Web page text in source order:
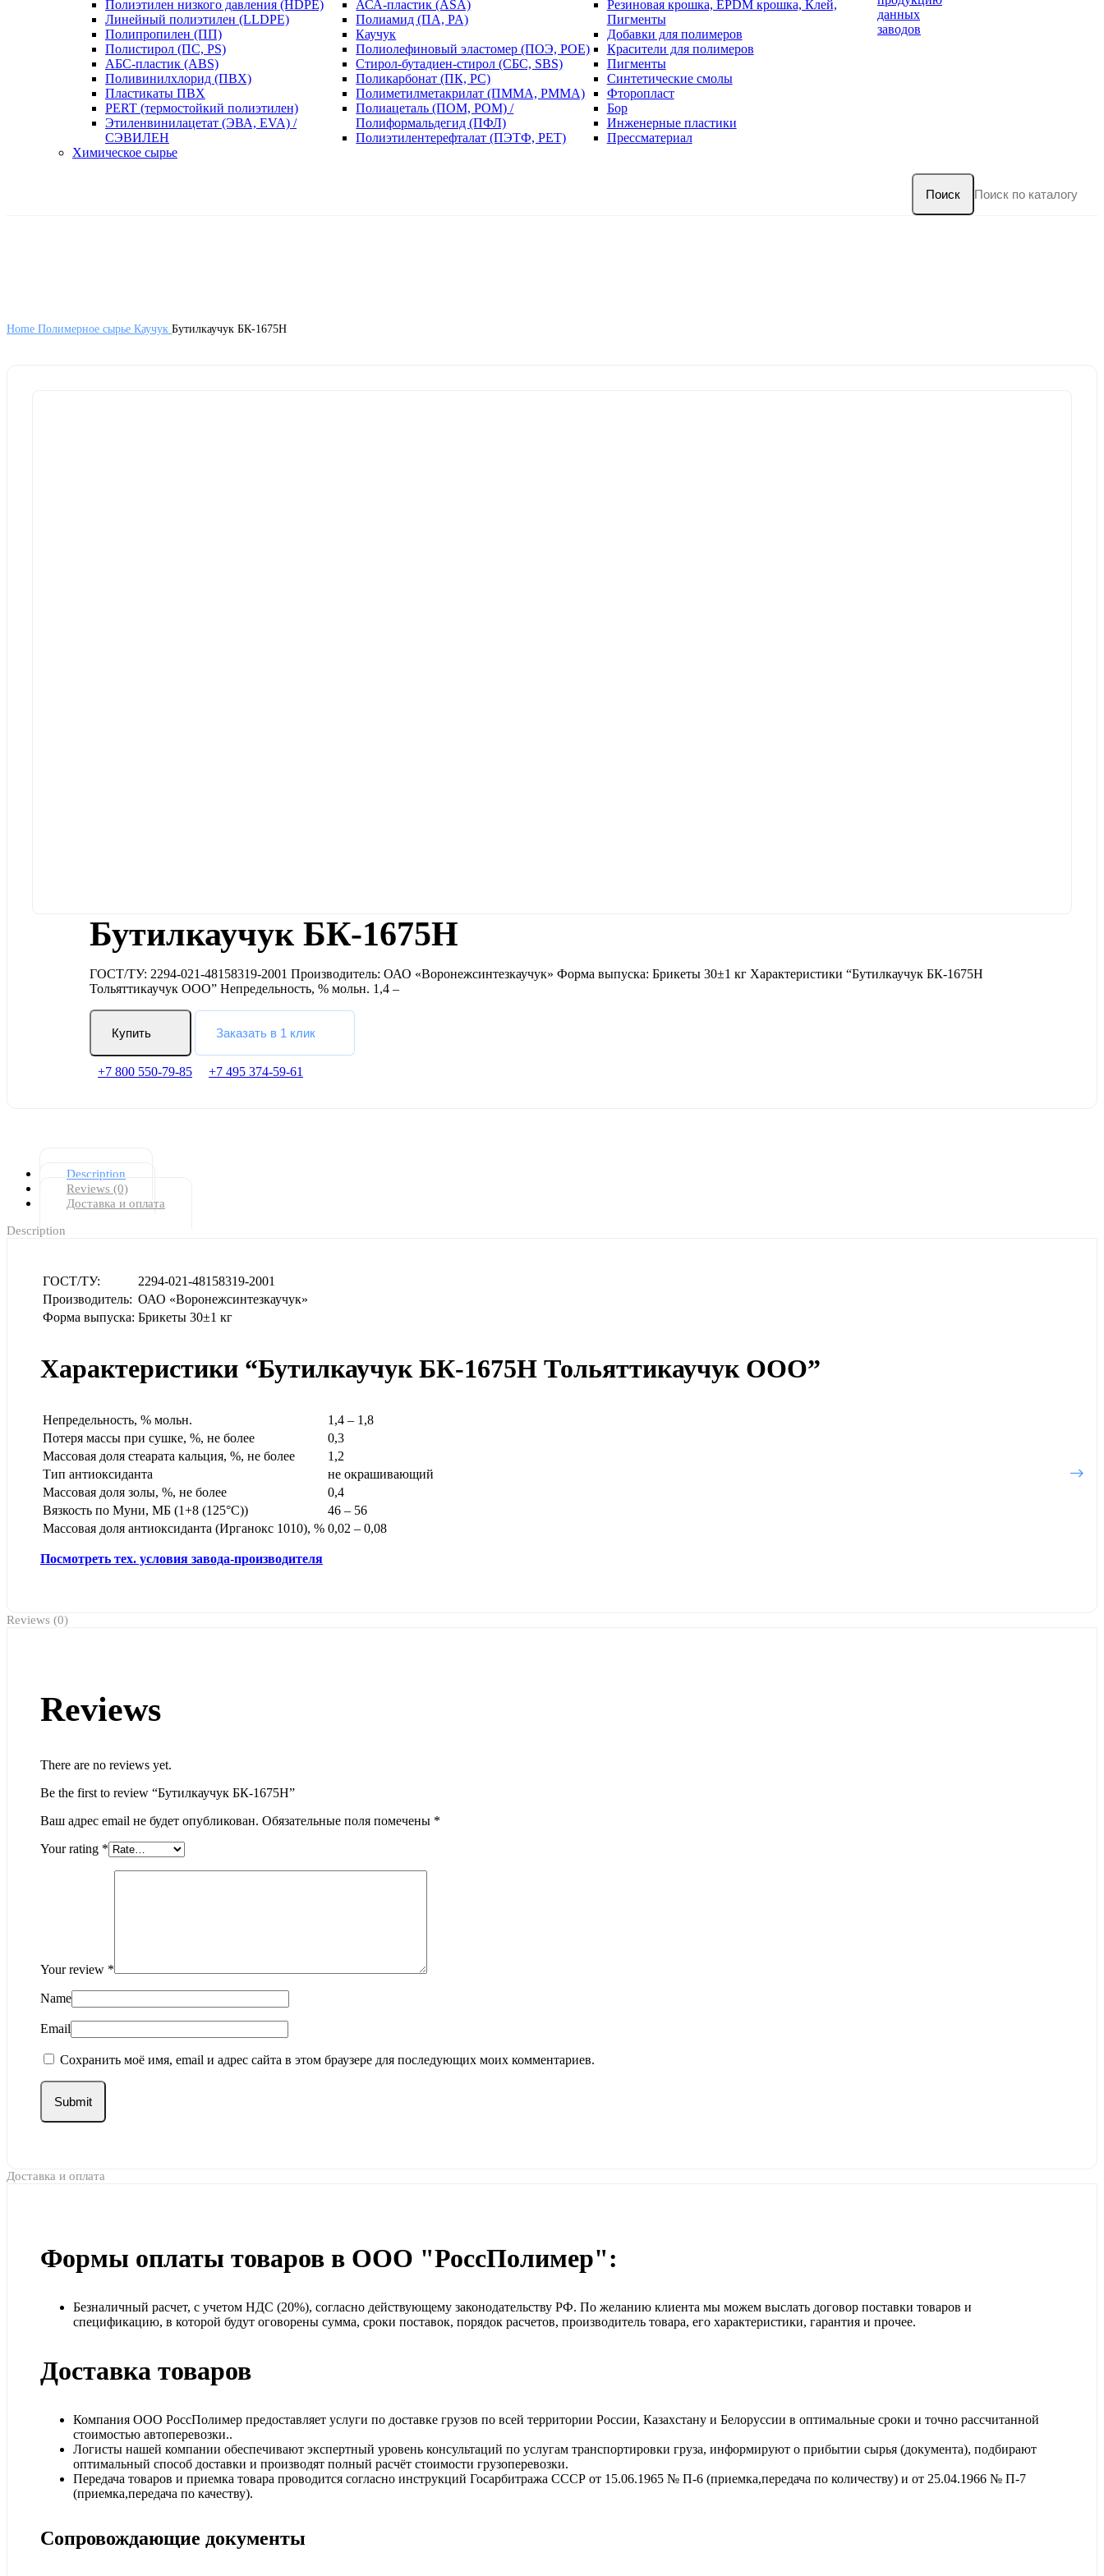
Полиэтилен низкого давления (HDPE)
Линейный полиэтилен (LLDPE)
Полипропилен (ПП)
Полистирол (ПС, PS)
АБС-пластик (ABS)
Поливинилхлорид (ПВХ)
Пластикаты ПВХ
PERT (термостойкий полиэтилен)
Этиленвинилацетат (ЭВА, EVA) /
СЭВИЛЕН
АСА-пластик (ASA)
Полиамид (ПА, PA)
Каучук
Полиолефиновый эластомер (ПОЭ, POE)
Стирол-бутадиен-стирол (СБС, SBS)
Поликарбонат (ПК, PC)
Полиметилметакрилат (ПММА, PMMA)
Полиацеталь (ПОМ, POM) /
Полиформальдегид (ПФЛ)
Полиэтилентерефталат (ПЭТФ, PET)
Резиновая крошка, EPDM крошка, Клей,
Пигменты
Добавки для полимеров
Красители для полимеров
Пигменты
Синтетические смолы
Фторопласт
Бор
Инженерные пластики
Прессматериал
Химическое сырье
данных
заводов
Поиск
Home Полимерное сырье Каучук Бутилкаучук БК-1675Н
Бутилкаучук БК-1675Н
ГОСТ/ТУ: 2294-021-48158319-2001 Производитель: ОАО «Воронежсинтезкаучук» Форма выпуска: Брикеты 30±1 кг Характеристики “Бутилкаучук БК-1675Н
Тольяттикаучук ООО” Непредельность, % мольн. 1,4 –
Купить Заказать в 1 клик
+7 800 550-79-85 +7 495 374-59-61
Description
Reviews (0)
Доставка и оплата
Description
ГОСТ/ТУ:
2294-021-48158319-2001
Производитель: ОАО «Воронежсинтезкаучук»
Форма выпуска: Брикеты 30±1 кг
Характеристики “Бутилкаучук БК-1675Н Тольяттикаучук ООО”
Непредельность, % мольн.
1,4 – 1,8
Потеря массы при сушке, %, не более
0,3
Массовая доля стеарата кальция, %, не более
1,2
Тип антиоксиданта
не окрашивающий
Массовая доля золы, %, не более
0,4
Вязкость по Муни, МБ (1+8 (125°С))
46 – 56
Массовая доля антиоксиданта (Ирганокс 1010), % 0,02 – 0,08
Посмотреть тех. условия завода-производителя
Reviews (0)
Reviews
There are no reviews yet.
Be the first to review “Бутилкаучук БК-1675Н”
Ваш адрес email не будет опубликован. Обязательные поля помечены *
Your rating *
Your review *
Name
Email
Сохранить моё имя, email и адрес сайта в этом браузере для последующих моих комментариев.
Доставка и оплата
Формы оплаты товаров в ООО "РоссПолимер":
Безналичный расчет, с учетом НДС (20%), согласно действующему законодательству РФ. По желанию клиента мы можем выслать договор поставки товаров и
спецификацию, в которой будут оговорены сумма, сроки поставок, порядок расчетов, производитель товара, его характеристики, гарантия и прочее.
Доставка товаров
Компания ООО РоссПолимер предоставляет услуги по доставке грузов по всей территории России, Казахстану и Белоруссии в оптимальные сроки и точно рассчитанной
стоимостью автоперевозки..
Логисты нашей компании обеспечивают экспертный уровень консультаций по услугам транспортировки груза, информируют о прибытии сырья (документа), подбирают
оптимальный способ доставки и производят полный расчёт стоимости грузоперевозки.
Передача товаров и приемка товара проводится согласно инструкций Госарбитража СССР от 15.06.1965 № П-6 (приемка,передача по количеству) и от 25.04.1966 № П-7
(приемка,передача по качеству).
Сопровождающие документы